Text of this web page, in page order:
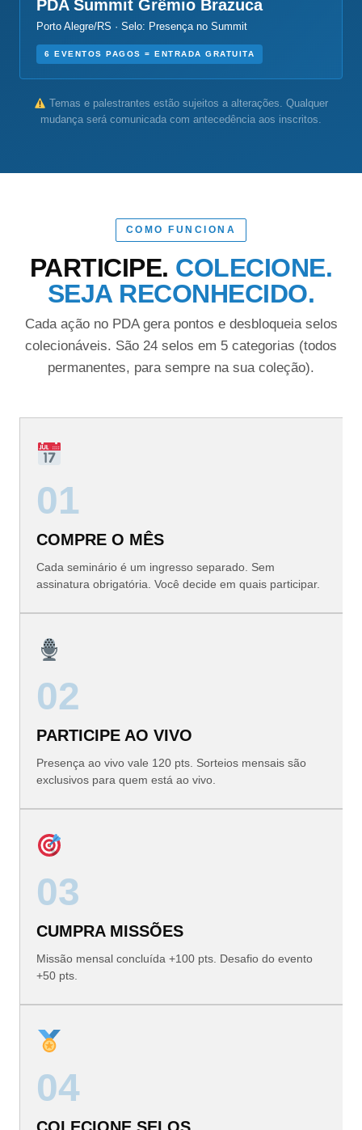
PDA Summit Grêmio Brazuca
Porto Alegre/RS · Selo: Presença no Summit
6 EVENTOS PAGOS = ENTRADA GRATUITA
Temas e palestrantes estão sujeitos a alterações. Qualquer
mudança será comunicada com antecedência aos inscritos.
COMO FUNCIONA
PARTICIPE. COLECIONE.
SEJA RECONHECIDO.
Cada ação no PDA gera pontos e desbloqueia selos
colecionáveis. São 24 selos em 5 categorias (todos
permanentes, para sempre na sua coleção).
01
COMPRE O MÊS
Cada seminário é um ingresso separado. Sem
assinatura obrigatória. Você decide em quais participar.
02
PARTICIPE AO VIVO
Presença ao vivo vale 120 pts. Sorteios mensais são
exclusivos para quem está ao vivo.
03
CUMPRA MISSÕES
Missão mensal concluída +100 pts. Desafio do evento
+50 pts.
04